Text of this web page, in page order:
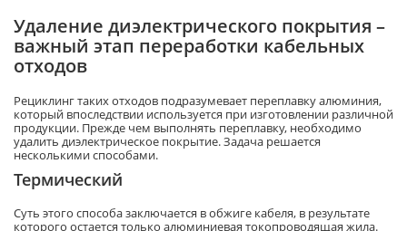
Удаление диэлектрического покрытия –
важный этап переработки кабельных
отходов
Рециклинг таких отходов подразумевает переплавку алюминия,
который впоследствии используется при изготовлении различной
продукции. Прежде чем выполнять переплавку, необходимо
удалить диэлектрическое покрытие. Задача решается
несколькими способами.
Термический
Суть этого способа заключается в обжиге кабеля, в результате
которого остается только алюминиевая токопроводящая жила.